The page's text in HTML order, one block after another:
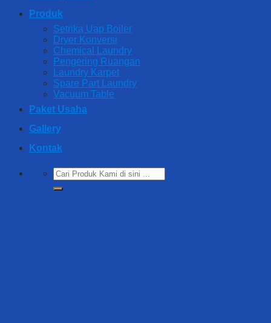
Produk
Setrika Uap Boiler
Dryer Konversi
Chemical Laundry
Pengering Ruangan
Laundry Karpet
Spare Part Laundry
Vacuum Table
Paket Usaha
Gallery
Kontak
Search
for: